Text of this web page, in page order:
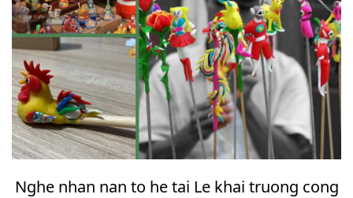
Nghe nhan nan to he tai Le khai truong cong